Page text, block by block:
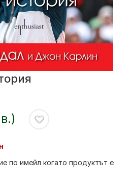
по имейл когато продуктът е